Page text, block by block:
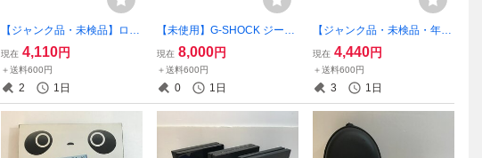
【ジャンク品・未検品】ロム
のみ ニンテンドースイッ
チ ソフト 6本セット ～ゼ
ルダの伝説 夢をみる島 他
【ゲーム-595】
現在 4,110円
＋送料600円
2 1日
【未使用】G-SHOCK ジーシ
ョック G-B001MVB-8JR
【アパ-25】
現在 8,000円
＋送料600円
0 1日
【ジャンク品・未検品・年齢
確認必須】ニンテンドースイ
ッチ ソフト 6本セット ～
グランドセフトオート 他
【ゲーム-590】
現在 4,440円
＋送料600円
3 1日